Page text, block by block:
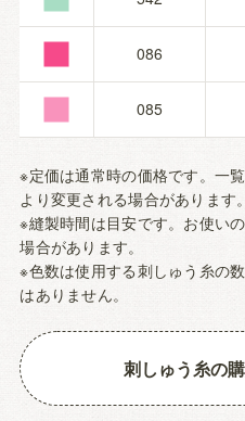
■ 086
■ 085
※定価は通常時の価格です。一
より変更される場合があります。
※縫製時間は目安です。お使い
場合があります。
※色数は使用する刺しゅう糸の
はありません。
刺しゅう糸の